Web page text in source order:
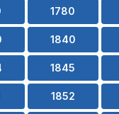
1780
1840
1845
1852